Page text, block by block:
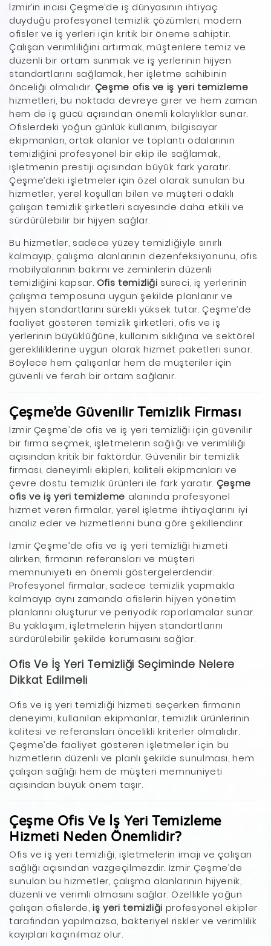
İzmir’in incisi Çeşme’de iş dünyasının ihtiyaç
duyduğu profesyonel temizlik çözümleri, modern
ofisler ve iş yerleri için kritik bir öneme sahiptir.
Çalışan verimliliğini artırmak, müşterilere temiz ve
düzenli bir ortam sunmak ve iş yerlerinin hijyen
standartlarını sağlamak, her işletme sahibinin
önceliği olmalıdır. Çeşme ofis ve iş yeri temizleme
hizmetleri, bu noktada devreye girer ve hem zaman
hem de iş gücü açısından önemli kolaylıklar sunar.
Ofislerdeki yoğun günlük kullanım, bilgisayar
ekipmanları, ortak alanlar ve toplantı odalarının
temizliğini profesyonel bir ekip ile sağlamak,
işletmenin prestiji açısından büyük fark yaratır.
Çeşme’deki işletmeler için özel olarak sunulan bu
hizmetler, yerel koşulları bilen ve müşteri odaklı
çalışan temizlik şirketleri sayesinde daha etkili ve
sürdürülebilir bir hijyen sağlar.
Bu hizmetler, sadece yüzey temizliğiyle sınırlı
kalmayıp, çalışma alanlarının dezenfeksiyonunu, ofis
mobilyalarının bakımı ve zeminlerin düzenli
temizliğini kapsar. Ofis temizliği süreci, iş yerlerinin
çalışma temposuna uygun şekilde planlanır ve
hijyen standartlarını sürekli yüksek tutar. Çeşme’de
faaliyet gösteren temizlik şirketleri, ofis ve iş
yerlerinin büyüklüğüne, kullanım sıklığına ve sektörel
gerekliliklerine uygun olarak hizmet paketleri sunar.
Böylece hem çalışanlar hem de müşteriler için
güvenli ve ferah bir ortam sağlanır.
Çeşme’de Güvenilir Temizlik Firması
İzmir Çeşme’de ofis ve iş yeri temizliği için güvenilir
bir firma seçmek, işletmelerin sağlığı ve verimliliği
açısından kritik bir faktördür. Güvenilir bir temizlik
firması, deneyimli ekipleri, kaliteli ekipmanları ve
çevre dostu temizlik ürünleri ile fark yaratır. Çeşme
ofis ve iş yeri temizleme alanında profesyonel
hizmet veren firmalar, yerel işletme ihtiyaçlarını iyi
analiz eder ve hizmetlerini buna göre şekillendirir.
İzmir Çeşme’de ofis ve iş yeri temizliği hizmeti
alırken, firmanın referansları ve müşteri
memnuniyeti en önemli göstergelerdendir.
Profesyonel firmalar, sadece temizlik yapmakla
kalmayıp aynı zamanda ofislerin hijyen yönetim
planlarını oluşturur ve periyodik raporlamalar sunar.
Bu yaklaşım, işletmelerin hijyen standartlarını
sürdürülebilir şekilde korumasını sağlar.
Ofis Ve İş Yeri Temizliği Seçiminde Nelere
Dikkat Edilmeli
Ofis ve iş yeri temizliği hizmeti seçerken firmanın
deneyimi, kullanılan ekipmanlar, temizlik ürünlerinin
kalitesi ve referansları öncelikli kriterler olmalıdır.
Çeşme’de faaliyet gösteren işletmeler için bu
hizmetlerin düzenli ve planlı şekilde sunulması, hem
çalışan sağlığı hem de müşteri memnuniyeti
açısından büyük önem taşır.
Çeşme Ofis Ve İş Yeri Temizleme
Hizmeti Neden Önemlidir?
Ofis ve iş yeri temizliği, işletmelerin imajı ve çalışan
sağlığı açısından vazgeçilmezdir. İzmir Çeşme’de
sunulan bu hizmetler, çalışma alanlarının hijyenik,
düzenli ve verimli olmasını sağlar. Özellikle yoğun
çalışan ofislerde,iş yeri temizliği profesyonel ekipler
tarafından yapılmazsa, bakteriyel riskler ve verimlilik
kayıpları kaçınılmaz olur.